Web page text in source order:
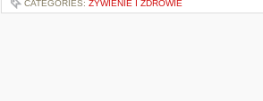
CATEGORIES: ŻYWIENIE I ZDROWIE